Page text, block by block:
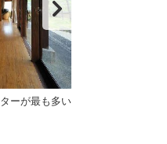
ーが最も多い